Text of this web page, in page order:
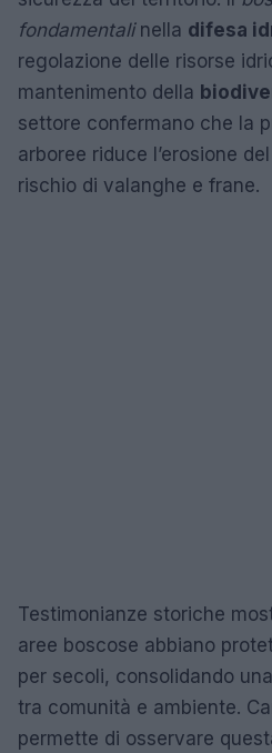
fondamentalinella difesa
regolazione delle risorse
mantenimento della
settore confermano che la
arboree riduce l’erosione
rischio di valanghe e frane.
Testimonianze storiche
aree boscose abbiano
per secoli, consolidando
tra comunità e ambiente.
permette di osservare